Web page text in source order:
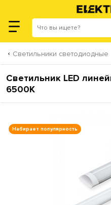
Светильники светодиодные
Cветильник LED
6500K
Набирает популярность